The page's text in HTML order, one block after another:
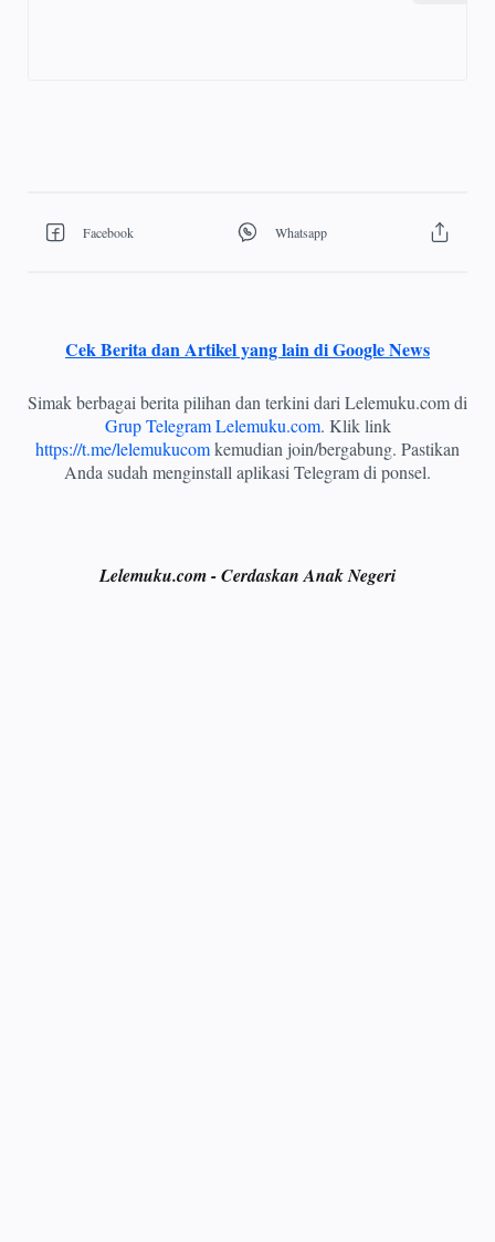
Cek Berita dan Artikel yang lain di Google News
Simak berbagai berita pilihan dan terkini dari Lelemuku.com di
Grup Telegram Lelemuku.com. Klik link
https://t.me/lelemukucomkemudian join/bergabung. Pastikan
Anda sudah menginstall aplikasi Telegram di ponsel.
Lelemuku.com - Cerdaskan Anak Negeri